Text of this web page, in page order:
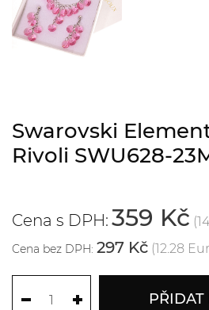
Swarovski
Rivoli SWU628-
Cena s DPH: 359 Kč
Cena bez DPH: 297 Kč (12.28
PŘIDAT